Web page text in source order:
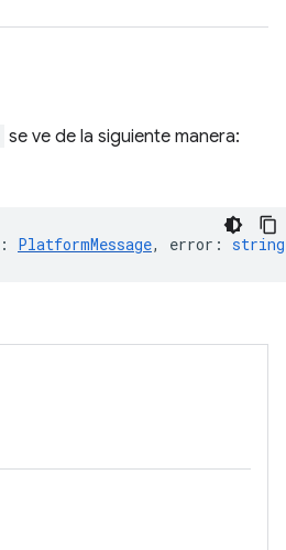
se ve de la siguiente manera:
: PlatformMessage, error : string